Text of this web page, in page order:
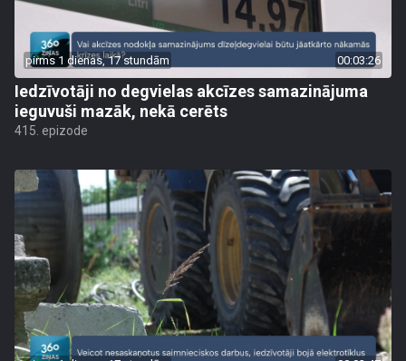
pirms 1 dienas, 17 stundām 00:03:26
Iedzīvotāji no degvielas akcīzes samazinājuma
ieguvuši mazāk, nekā cerēts
415. epizode